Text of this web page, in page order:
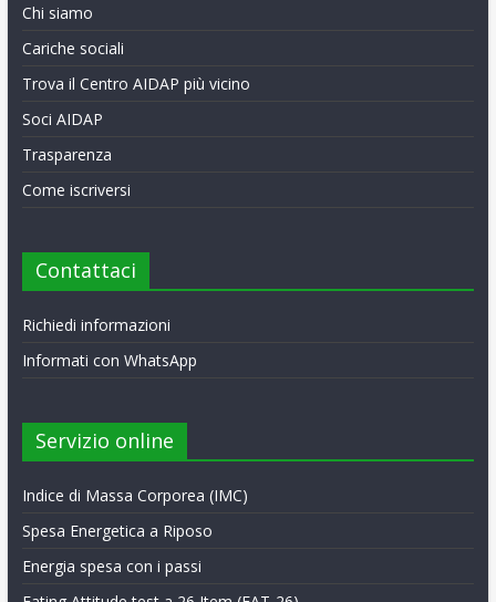
Chi siamo
Cariche sociali
Trova il Centro AIDAP più vicino
Soci AIDAP
Trasparenza
Come iscriversi
Contattaci
Richiedi informazioni
Informati con WhatsApp
Servizio online
Indice di Massa Corporea (IMC)
Spesa Energetica a Riposo
Energia spesa con i passi